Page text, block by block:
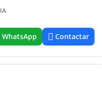
WhatsApp Contactar